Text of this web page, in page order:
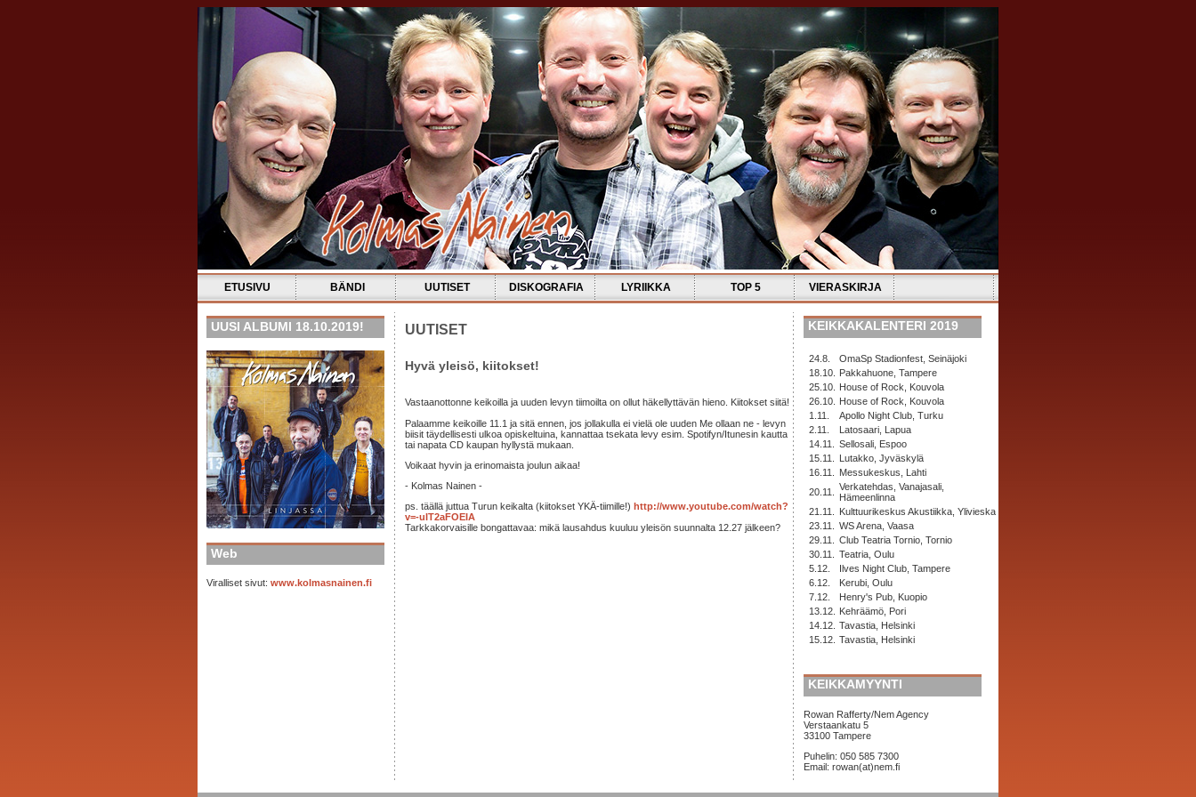
ETUSIVU BÄNDI UUTISET DISKOGRAFIA LYRIIKKA TOP 5 VIERASKIRJA
UUSI ALBUMI 18.10.2019!
Web
Viralliset sivut: www.kolmasnainen.fi
UUTISET
Hyvä yleisö, kiitokset!
Vastaanottonne keikoilla ja uuden levyn tiimoilta on ollut häkellyttävän hieno. Kiitokset siitä!
Palaamme keikoille 11.1 ja sitä ennen, jos jollakulla ei vielä ole uuden Me ollaan ne - levyn
biisit täydellisesti ulkoa opiskeltuina, kannattaa tsekata levy esim. Spotifyn/Itunesin kautta
tai napata CD kaupan hyllystä mukaan.
Voikaat hyvin ja erinomaista joulun aikaa!
- Kolmas Nainen -
ps. täällä juttua Turun keikalta (kiitokset YKÄ-tiimille!) http://www.youtube.com/watch?
v=-uIT2aFOEIA
Tarkkakorvaisille bongattavaa: mikä lausahdus kuuluu yleisön suunnalta 12.27 jälkeen?
KEIKKAKALENTERI 2019
24.8.
OmaSp Stadionfest, Seinäjoki
18.10.
Pakkahuone, Tampere
25.10.
House of Rock, Kouvola
26.10.
House of Rock, Kouvola
1.11.
Apollo Night Club, Turku
2.11.
Latosaari, Lapua
14.11.
Sellosali, Espoo
15.11.
Lutakko, Jyväskylä
16.11.
Messukeskus, Lahti
20.11.
Verkatehdas, Vanajasali,
Hämeenlinna
21.11.
Kulttuurikeskus Akustiikka, Ylivieska
23.11.
WS Arena, Vaasa
29.11.
Club Teatria Tornio, Tornio
30.11.
Teatria, Oulu
5.12.
Ilves Night Club, Tampere
6.12.
Kerubi, Oulu
7.12.
Henry's Pub, Kuopio
13.12.
Kehräämö, Pori
14.12. Tavastia, Helsinki
15.12. Tavastia, Helsinki
KEIKKAMYYNTI
Rowan Rafferty/Nem Agency
Verstaankatu 5
33100 Tampere
Puhelin: 050 585 7300
Email: rowan(at)nem.fi